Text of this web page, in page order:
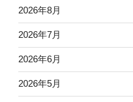
2026年8月
2026年7月
2026年6月
2026年5月